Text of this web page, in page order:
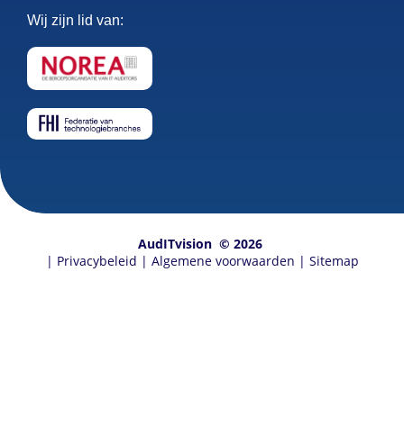
Wij zijn lid van:
AudITvision © 2026
| Privacybeleid | Algemene voorwaarden | Sitemap